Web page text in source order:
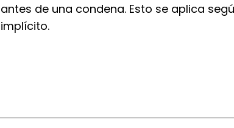
antes de una condena. Esto se aplica
implícito.